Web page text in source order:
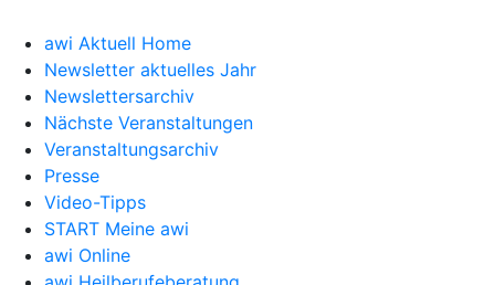
awi Aktuell Home
Newsletter aktuelles Jahr
Newslettersarchiv
Nächste Veranstaltungen
Veranstaltungsarchiv
Presse
Video-Tipps
START Meine awi
awi Online